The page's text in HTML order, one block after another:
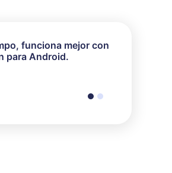
funciona mejor con
para Android.
pero para mis
servicio de atención